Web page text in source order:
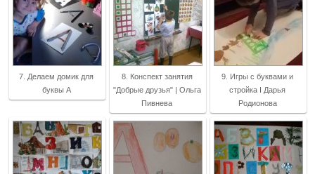
7. Делаем домик для
буквы А
8. Конспект занятия
"Добрые друзья" | Ольга
Пивнева
9. Игры с буквами и
стройка I Дарья
Родионова